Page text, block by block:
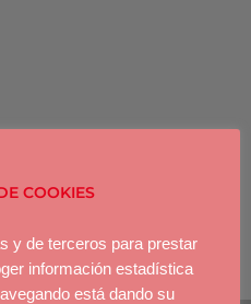
COOKIES
y de terceros para prestar
información estadística
está dando su